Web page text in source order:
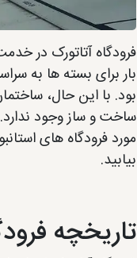
فرودگاه آتاتورک در
بود. با این حال،
ساخت و ساز وجود ندارد.
مورد فرودگاه های
بیابید.
تاریخچه